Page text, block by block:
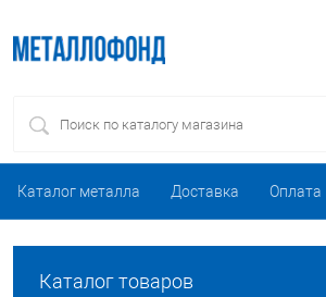
Каталог металла Доставка Оплата
Каталог товаров